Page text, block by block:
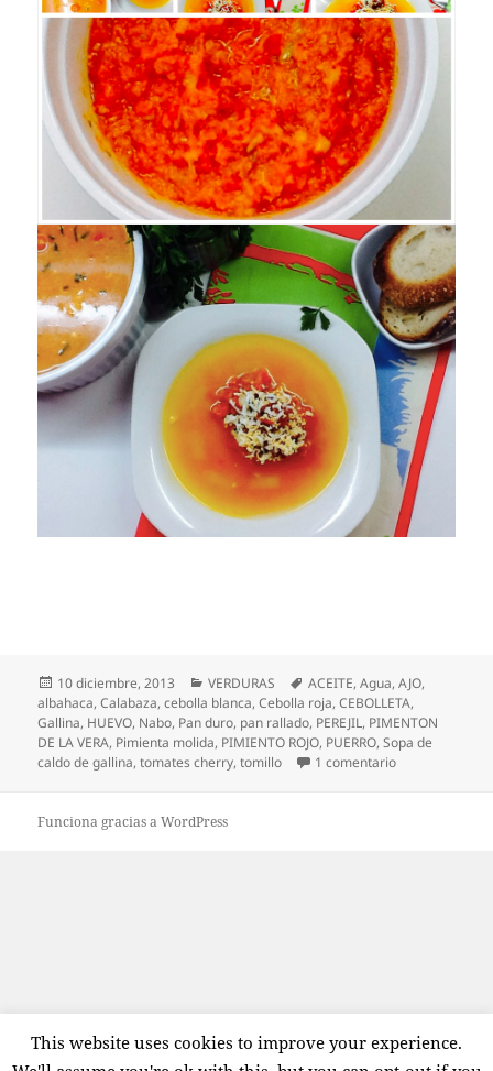
Publicado
el
10 diciembre, 2013 Categorías
VERDURAS Etiquetas
ACEITE,Agua,AJO,
albahaca,Calabaza,cebolla blanca,Cebolla roja,CEBOLLETA,
Gallina, HUEVO, Nabo, Pan duro, pan rallado, PEREJIL, PIMENTON
DE LA VERA, Pimienta molida, PIMIENTO ROJO, PUERRO,Sopa de
caldo de gallina,tomates cherry,tomillo 1 comentarioen Sopa de
Funciona gracias a WordPress
This website uses cookies to improve your experience.